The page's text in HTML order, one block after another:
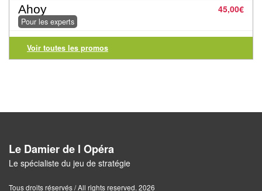
Livres
en
anglais
Accessoires
45,00€
Ahoy
Pour les experts
Voir toutes les promos
Le Damier de l Opéra
Le spécialiste du jeu de stratégie
Tous droits réservés / All rights reserved. 2026